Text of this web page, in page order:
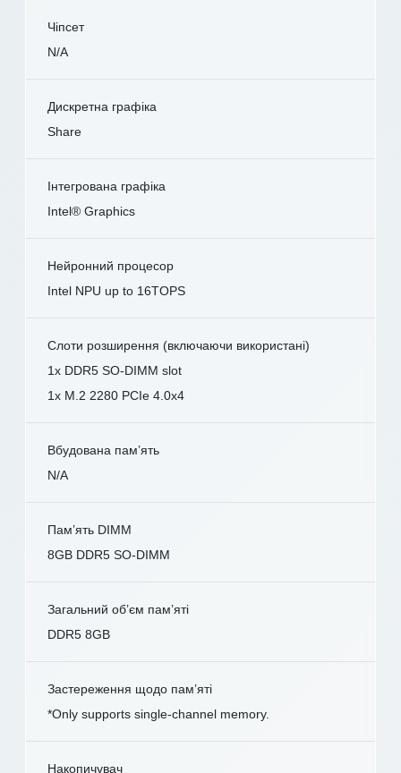
Чіпсет
N/A
Дискретна графіка
Share
Інтегрована графіка
Intel® Graphics
Нейронний процесор
Intel NPU up to 16TOPS
Слоти розширення (включаючи використані)
1x DDR5 SO-DIMM slot
1x M.2 2280 PCIe 4.0x4
Вбудована пам’ять
N/A
Пам’ять DIMM
8GB DDR5 SO-DIMM
Загальний об’єм пам’яті
DDR5 8GB
Застереження щодо пам’яті
*Only supports single-channel memory.
Накопичувач